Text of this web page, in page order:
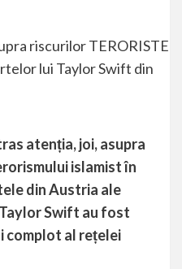
atenția, joi, asupra
islamist în
din Austria ale
Swift au fost
complot al rețelei